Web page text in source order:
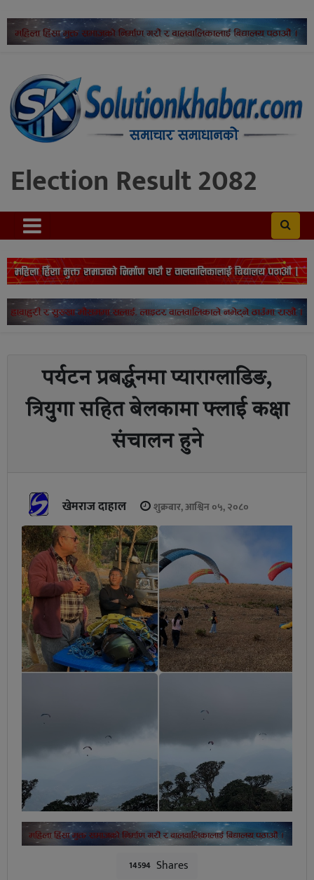
Election Result 2082
पर्यटन प्रबर्द्धनमा प्याराग्लाडिङ,
त्रियुगा सहित बेलकामा फ्लाई कक्षा
संचालन हुने
खेमराज दाहाल शुक्रबार, आश्विन ०५, २०८०
14594 Shares